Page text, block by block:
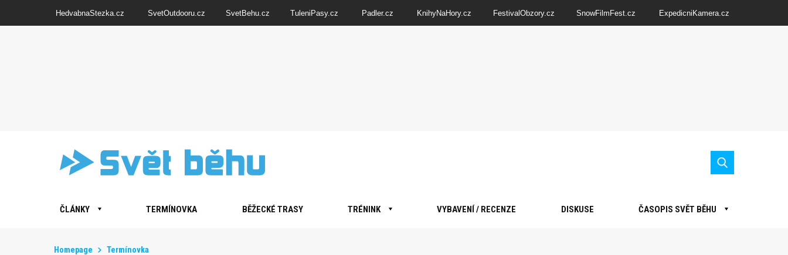
HedvabnaStezka.cz SvetOutdooru.cz SvetBehu.cz TuleniPasy.cz Padler.cz KnihyNaHory.cz FestivalObzory.cz SnowFilmFest.cz ExpedicniKamera.cz
ČLÁNKY TERMÍNOVKA BĚŽECKÉ TRASY TRÉNINK VYBAVENÍ / RECENZE DISKUSE ČASOPIS SVĚT BĚHU
Homepage Termínovka